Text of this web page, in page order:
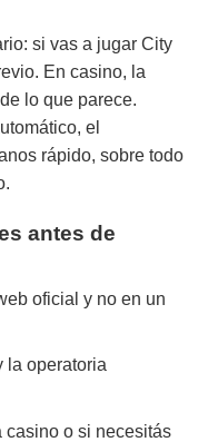
si vas a jugar City
En casino, la
lo que parece.
el
rápido, sobre todo
antes de
oficial y no en un
la operatoria
casino o si necesitás